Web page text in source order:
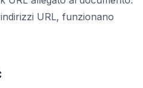
URL, funzionano